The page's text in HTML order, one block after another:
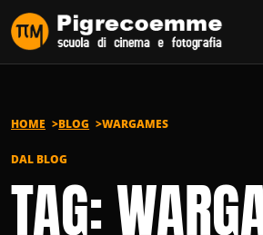
Vai al contenuto
HOME BLOG WARGAMES
DAL BLOG
TAG: